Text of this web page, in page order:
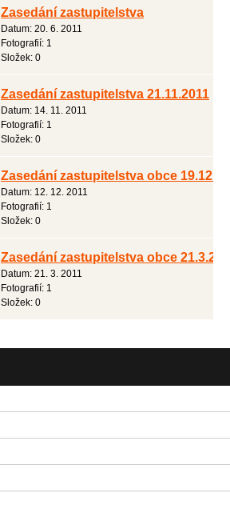
Zasedání zastupitelstva
Datum: 20. 6. 2011
Fotografií: 1
Složek: 0
Zasedání zastupitelstva 21.11.2011
Datum: 14. 11. 2011
Fotografií: 1
Složek: 0
Zasedání zastupitelstva obce
Datum: 12. 12. 2011
Fotografií: 1
Složek: 0
Zasedání zastupitelstva obce
Datum: 21. 3. 2011
Fotografií: 1
Složek: 0